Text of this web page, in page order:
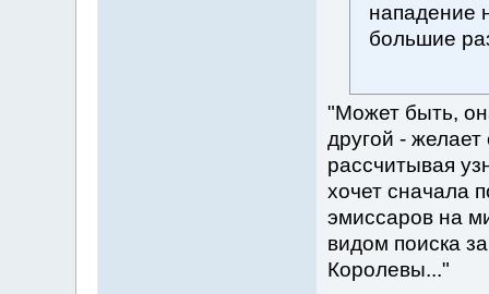
нападение
большие
"Может быть,
другой -
рассчитывая
хочет сначала
эмиссаров на
видом поиска
Королевы..."